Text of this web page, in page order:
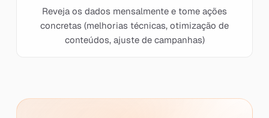
Reveja os dados mensalmente e tome ações
concretas (melhorias técnicas, otimização de
conteúdos, ajuste de campanhas)